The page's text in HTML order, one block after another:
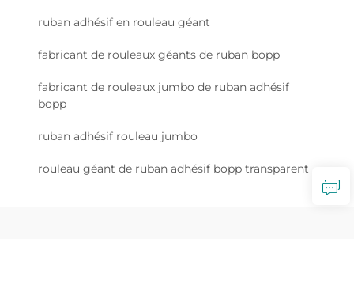
ruban adhésif en rouleau géant
fabricant de rouleaux géants de ruban bopp
fabricant de rouleaux jumbo de ruban adhésif
bopp
ruban adhésif rouleau jumbo
rouleau géant de ruban adhésif bopp transparent